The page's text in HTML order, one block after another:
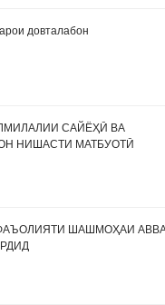
довталабон
САЙЁҲӢ ВА
НИШАСТИ МАТБУОТӢ
ШАШМОҲАИ